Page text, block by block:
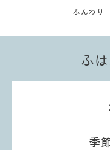
ふんわり
ふ
季